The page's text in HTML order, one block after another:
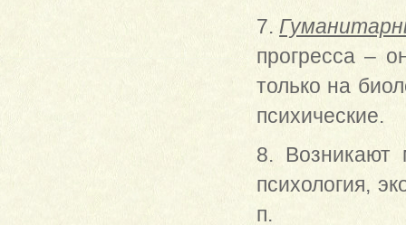
7.
прогресса –
только на
психические.
8. Возникают
психология,
п.